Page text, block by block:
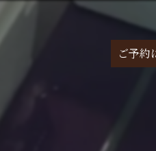
ご予約